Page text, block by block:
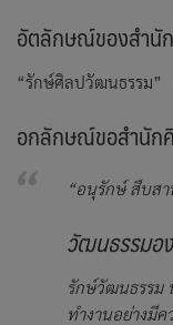
อัตลักษณ์ของสำนั
“รักษ์ศิลปวัฒนธรรม”
อกลักษณ์ขอสำนัก
“อนุรักษ์ สืบส
วัฒนธรรมอ
รักษ์วัฒนธรรม
ทำงานอย่างมีค